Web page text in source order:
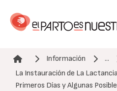
contenido
Ruta de navegación
Información
...
La Instauración de La
Primeros Días y Algunas